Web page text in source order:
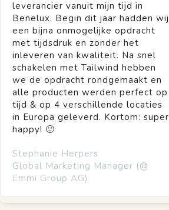
leverancier vanuit mijn tijd in
Benelux. Begin dit jaar hadden wij
een bijna onmogelijke opdracht
met tijdsdruk en zonder het
inleveren van kwaliteit. Na snel
schakelen met Tailwind hebben
we de opdracht rondgemaakt en
alle producten werden perfect op
tijd & op 4 verschillende locaties
in Europa geleverd. Kortom: super
happy! 🙂
Stephanie Herpers
Global Marketing Manager (@
Emmi Group AG)